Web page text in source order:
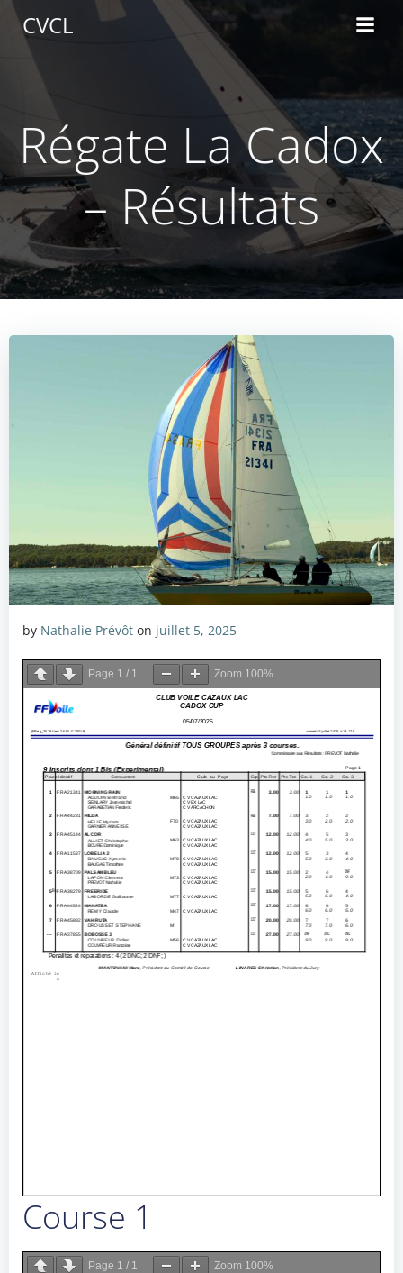
Aller
au
contenu
CVCL
Régate La Cadox
– Résultats
by Nathalie Prévôt on juillet 5, 2025
Page 1 / 1 Zoom 100%
Course 1
Page 1 / 1 Zoom 100%